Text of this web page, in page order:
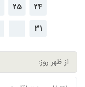
24
25
31